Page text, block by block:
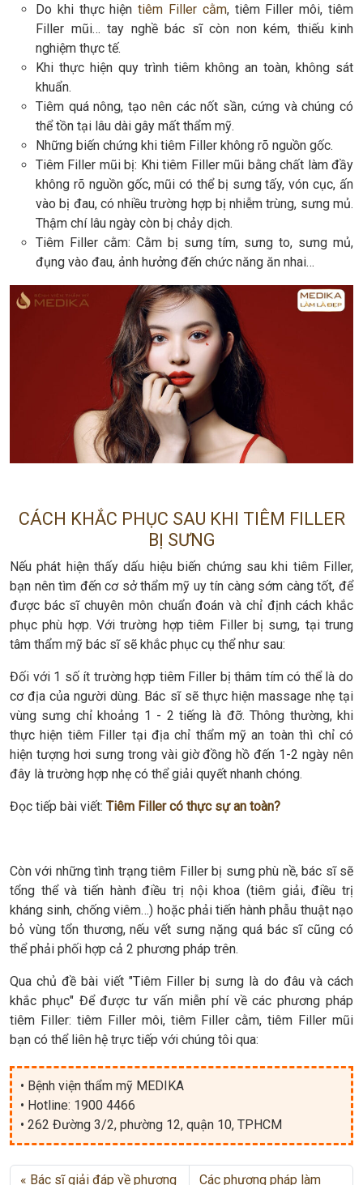
Do khi thực hiệntiêm Filler cằm, tiêm Filler môi, tiêm
Filler mũi… tay nghề bác sĩ còn non kém, thiếu kinh
nghiệm thực tế.
Khi thực hiện quy trình tiêm không an toàn, không sát
khuẩn.
Tiêm quá nông, tạo nên các nốt sần, cứng và chúng có
thể tồn tại lâu dài gây mất thẩm mỹ.
Những biến chứng khi tiêm Filler không rõ nguồn gốc.
Tiêm Filler mũi bị: Khi tiêm Filler mũi bằng chất làm đầy
không rõ nguồn gốc, mũi có thể bị sưng tấy, vón cục, ấn
vào bị đau, có nhiều trường hợp bị nhiễm trùng, sưng mủ.
Thậm chí lâu ngày còn bị chảy dịch.
Tiêm Filler cằm: Cằm bị sưng tím, sưng to, sưng mủ,
đụng vào đau, ảnh hưởng đến chức năng ăn nhai…
CÁCH KHẮC PHỤC SAU KHI TIÊM FILLER
BỊ SƯNG
Nếu phát hiện thấy dấu hiệu biến chứng sau khi tiêm Filler,
bạn nên tìm đến cơ sở thẩm mỹ uy tín càng sớm càng tốt, để
được bác sĩ chuyên môn chuẩn đoán và chỉ định cách khắc
phục phù hợp. Với trường hợp tiêm Filler bị sưng, tại trung
tâm thẩm mỹ bác sĩ sẽ khắc phục cụ thể như sau:
Đối với 1 số ít trường hợp tiêm Filler bị thâm tím có thể là do
cơ địa của người dùng. Bác sĩ sẽ thực hiện massage nhẹ tại
vùng sưng chỉ khoảng 1 - 2 tiếng là đỡ. Thông thường, khi
thực hiện tiêm Filler tại địa chỉ thẩm mỹ an toàn thì chỉ có
hiện tượng hơi sưng trong vài giờ đồng hồ đến 1-2 ngày nên
đây là trường hợp nhẹ có thể giải quyết nhanh chóng.
Đọc tiếp bài viết: Tiêm Filler có thực sự an toàn?
Còn với những tình trạng tiêm Filler bị sưng phù nề, bác sĩ sẽ
tổng thể và tiến hành điều trị nội khoa (tiêm giải, điều trị
kháng sinh, chống viêm…) hoặc phải tiến hành phẫu thuật nạo
bỏ vùng tổn thương, nếu vết sưng nặng quá bác sĩ cũng có
thể phải phối hợp cả 2 phương pháp trên.
Qua chủ đề bài viết "Tiêm Filler bị sưng là do đâu và cách
khắc phục" Để được tư vấn miễn phí về các phương pháp
tiêm Filler: tiêm Filler môi, tiêm Filler cằm, tiêm Filler mũi
bạn có thể liên hệ trực tiếp với chúng tôi qua:
• Bệnh viện thẩm mỹ MEDIKA
• Hotline: 1900 4466
• 262 Đường 3/2, phường 12, quận 10, TPHCM
Bác sĩ giải đáp về phương Các phương pháp làm